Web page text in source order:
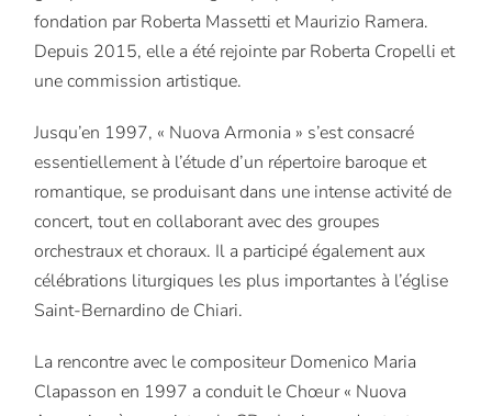
fondation par Roberta Massetti et Maurizio Ramera.
Depuis 2015, elle a été rejointe par Roberta Cropelli et
une commission artistique.
Jusqu’en 1997, « Nuova Armonia » s’est consacré
essentiellement à l’étude d’un répertoire baroque et
romantique, se produisant dans une intense activité de
concert, tout en collaborant avec des groupes
orchestraux et choraux. Il a participé également aux
célébrations liturgiques les plus importantes à l’église
Saint-Bernardino de Chiari.
La rencontre avec le compositeur Domenico Maria
Clapasson en 1997 a conduit le Chœur « Nuova